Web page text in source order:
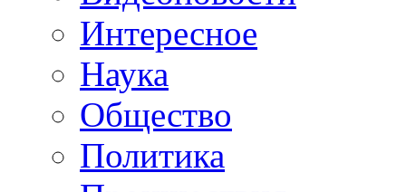
Интересное
Наука
Общество
Политика